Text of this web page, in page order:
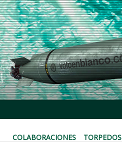
COLABORACIONES TORPEDOS